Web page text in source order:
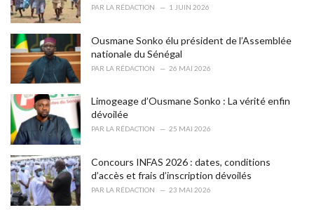
PAR LA RÉDACTION 1 JUIN 2026
Ousmane Sonko élu président de l’Assemblée
nationale du Sénégal
PAR LA RÉDACTION 26 MAI 2026
Limogeage d’Ousmane Sonko : La vérité enfin
dévoilée
PAR LA RÉDACTION 25 MAI 2026
Concours INFAS 2026 : dates, conditions
d’accès et frais d’inscription dévoilés
PAR LA RÉDACTION 23 MAI 2026